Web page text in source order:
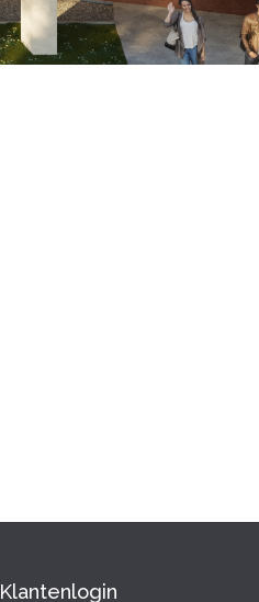
Klantenlogin